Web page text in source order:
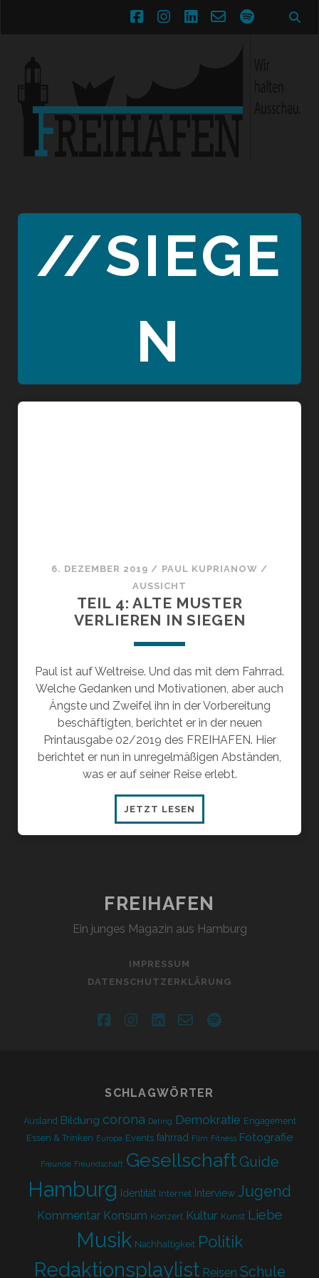
facebookinstagram
linkedin
email-spotify
//SIEGE
N
6. DEZEMBER 2019 / PAUL KUPRIANOW /
AUSSICHT
TEIL 4: ALTE MUSTER
VERLIEREN IN SIEGEN
Paul ist auf Weltreise. Und das mit dem Fahrrad.
Welche Gedanken und Motivationen, aber auch
Ängste und Zweifel ihn in der Vorbereitung
beschäftigten, berichtet er in der neuen
Printausgabe 02/2019 des FREIHAFEN. Hier
berichtet er nun in unregelmäßigen Abständen,
was er auf seiner Reise erlebt.
JETZT LESEN
4:
SIEGEN
FREIHAFEN
Ein junges Magazin aus Hamburg
IMPRESSUM
DATENSCHUTZERKLÄRUNG
facebookinstagram
linkedin
email-spotify
SCHLAGWÖRTER
Ausland Bildung corona Dating Demokratie Engagement
Essen & Trinken Europa Events fahrrad Film Fitness Fotografie
Freunde Freundschaft GesellschaftGuide
Hamburg Identität Internet Interview Jugend
Kommentar Konsum Konzert Kultur Kunst Liebe
Musik Nachhaltigkeit Politik
Redaktionsplaylist Reisen Schule